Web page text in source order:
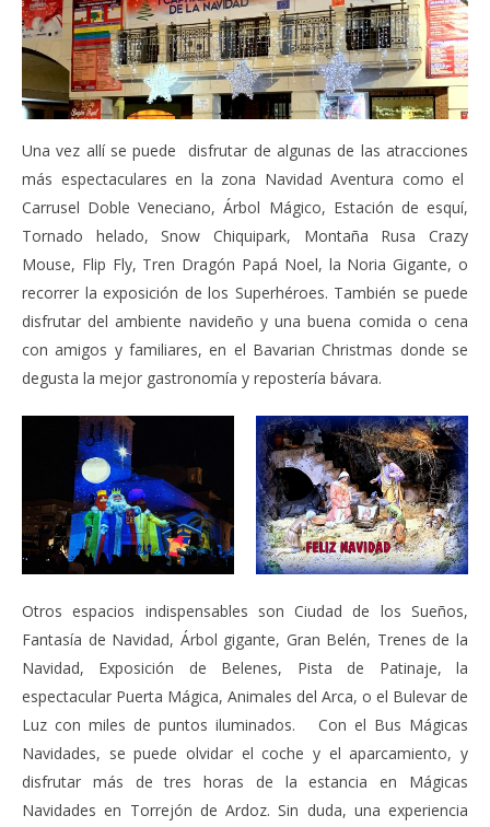
Una vez allí se puede disfrutar de algunas de las atracciones
más espectaculares en la zona Navidad Aventura como el
Carrusel Doble Veneciano, Árbol Mágico, Estación de esquí,
Tornado helado, Snow Chiquipark, Montaña Rusa Crazy
Mouse, Flip Fly, Tren Dragón Papá Noel, la Noria Gigante, o
recorrer la exposición de los Superhéroes. También se puede
disfrutar del ambiente navideño y una buena comida o cena
con amigos y familiares, en el Bavarian Christmas donde se
degusta la mejor gastronomía y repostería bávara.
Otros espacios indispensables son Ciudad de los Sueños,
Fantasía de Navidad, Árbol gigante, Gran Belén, Trenes de la
Navidad, Exposición de Belenes, Pista de Patinaje, la
espectacular Puerta Mágica, Animales del Arca, o el Bulevar de
Luz con miles de puntos iluminados. Con el Bus Mágicas
Navidades, se puede olvidar el coche y el aparcamiento, y
disfrutar más de tres horas de la estancia en Mágicas
Navidades en Torrejón de Ardoz. Sin duda, una experiencia